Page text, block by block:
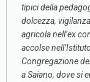
tipici della
dolcezza,
agricola nell’ex
accolse
Congregazione
a Saiano, dove si